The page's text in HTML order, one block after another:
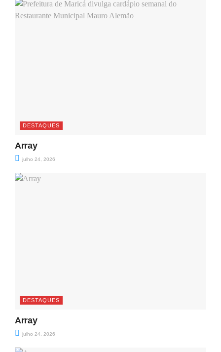
DESTAQUES
Array
julho 24, 2026
DESTAQUES
Array
julho 24, 2026